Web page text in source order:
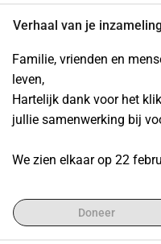
Verhaal van je
Familie, vrienden en
leven,
Hartelijk dank voor het
jullie samenwerking bij
We zien elkaar op 22
Doneer